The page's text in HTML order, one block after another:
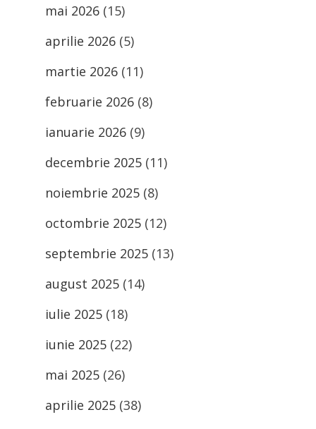
mai 2026 (15)
aprilie 2026 (5)
martie 2026 (11)
februarie 2026 (8)
ianuarie 2026 (9)
decembrie 2025 (11)
noiembrie 2025 (8)
octombrie 2025 (12)
septembrie 2025 (13)
august 2025 (14)
iulie 2025 (18)
iunie 2025 (22)
mai 2025 (26)
aprilie 2025 (38)